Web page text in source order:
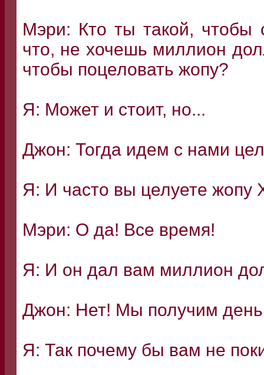
Мэри: Кто ты такой, чтобы
что, не хочешь миллион
чтобы поцеловать жопу?
Я: Может и стоит, но...
Джон: Тогда идем с нами
Я: И часто вы целуете жопу
Мэри: О да! Все время!
Я: И он дал вам миллион
Джон: Нет! Мы получим
Я: Так почему бы вам не